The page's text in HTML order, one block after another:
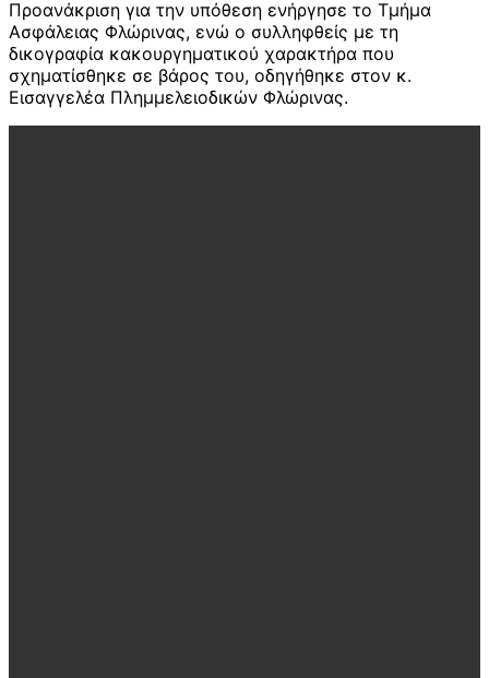
Προανάκριση για την υπόθεση ενήργησε το Τμήμα
Ασφάλειας Φλώρινας, ενώ ο συλληφθείς με τη
δικογραφία κακουργηματικού χαρακτήρα που
σχηματίσθηκε σε βάρος του, οδηγήθηκε στον κ.
Εισαγγελέα Πλημμελειοδικών Φλώρινας.